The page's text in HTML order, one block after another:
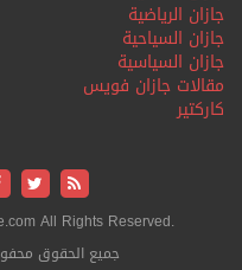
جازان الرياضية
جازان السياحية
جازان السياسية
مقالات جازان فويس
كاركتير
All Rights Reserved.
جميع الحقوق